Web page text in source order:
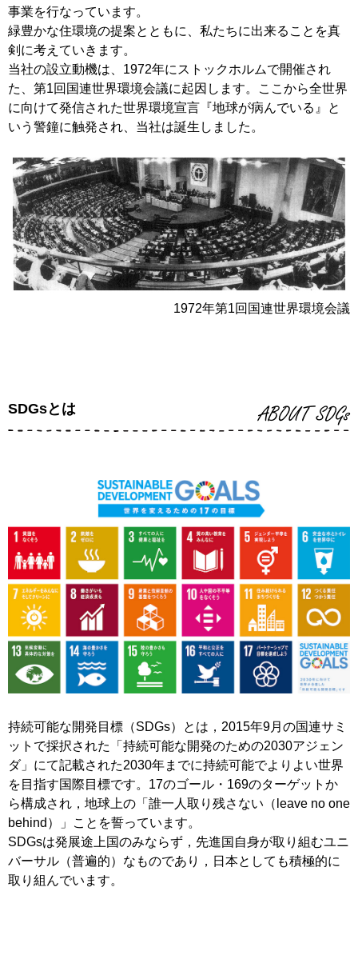
事業を行なっています。
緑豊かな住環境の提案とともに、私たちに出来ることを真
剣に考えていきます。
当社の設立動機は、1972年にストックホルムで開催され
た、第1回国連世界環境会議に起因します。ここから全世界
に向けて発信された世界環境宣言『地球が病んでいる』と
いう警鐘に触発され、当社は誕生しました。
1972年第1回国連世界環境会議
SDGsとは ABOUT SDGs
持続可能な開発目標（SDGs）とは，2015年9月の国連サミ
ットで採択された「持続可能な開発のための2030アジェン
ダ」にて記載された2030年までに持続可能でよりよい世界
を目指す国際目標です。17のゴール・169のターゲットか
ら構成され，地球上の「誰一人取り残さない（leave no one
behind）」ことを誓っています。
SDGsは発展途上国のみならず，先進国自身が取り組むユニ
バーサル（普遍的）なものであり，日本としても積極的に
取り組んでいます。